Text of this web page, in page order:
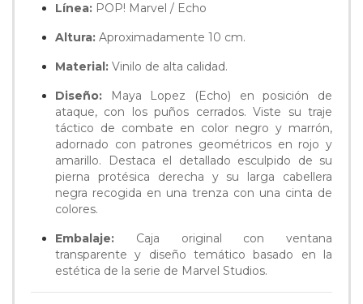
Línea: POP! Marvel / Echo
Altura: Aproximadamente 10 cm.
Material: Vinilo de alta calidad.
Diseño: Maya Lopez (Echo) en posición de
ataque, con los puños cerrados. Viste su traje
táctico de combate en color negro y marrón,
adornado con patrones geométricos en rojo y
amarillo. Destaca el detallado esculpido de su
pierna protésica derecha y su larga cabellera
negra recogida en una trenza con una cinta de
colores.
Embalaje: Caja original con ventana
transparente y diseño temático basado en la
estética de la serie de Marvel Studios.